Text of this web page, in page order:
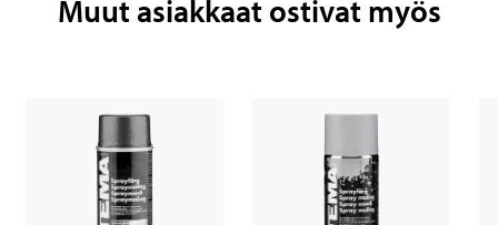
Muut asiakkaat ostivat myös